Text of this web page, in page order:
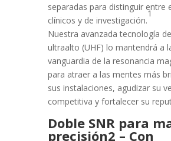
separadas para distinguir entre
clínicos y de investigación.
1
Nuestra avanzada tecnología
ultraalto (UHF) lo mantendrá a
vanguardia de la resonancia
para atraer a las mentes más
sus instalaciones, agudizar su
competitiva y fortalecer su
Doble SNR para
precisión2 – Con